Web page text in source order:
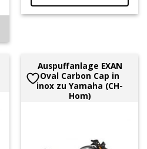
Auspuffanlage EXAN
Oval Carbon Cap in
inox zu Yamaha (CH-
Hom)